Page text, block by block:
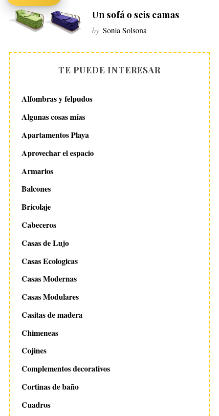
Un sofá o seis camas
by Sonia Solsona
TE PUEDE INTERESAR
Alfombras y felpudos
Algunas cosas mías
Apartamentos Playa
Aprovechar el espacio
Armarios
Balcones
Bricolaje
Cabeceros
Casas de Lujo
Casas Ecologicas
Casas Modernas
Casas Modulares
Casitas de madera
Chimeneas
Cojines
Complementos decorativos
Cortinas de baño
Cuadros